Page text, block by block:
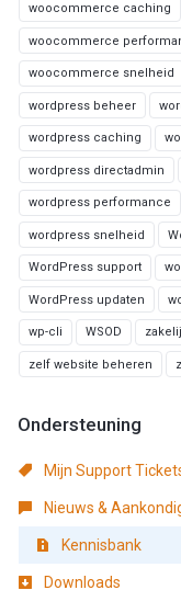
woocommerce caching
woocommerce
woocommerce snelheid
wordpress beheer
wordpress caching
wordpress directadmin
wordpress performance
wordpress snelheid
WordPress support
WordPress updaten
wp-cli WSOD
zelf website beheren
Ondersteuning
Mijn Support
Nieuws &
Kennisbank
Downloads